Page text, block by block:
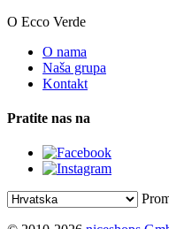
O Ecco Verde
O nama
Naša grupa
Kontakt
Pratite nas na